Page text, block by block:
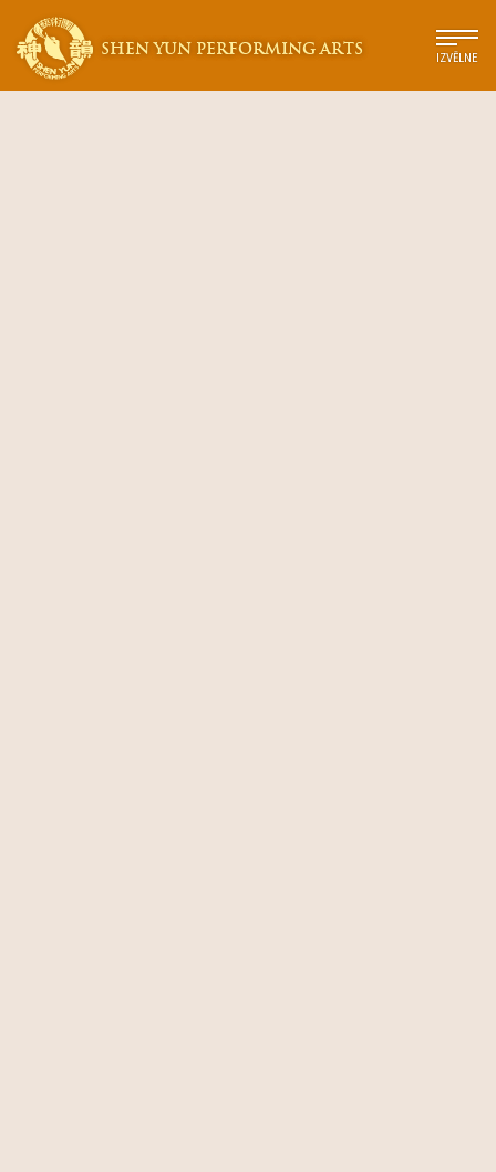
SHEN YUN PERFORMING ARTS IZVĒLNE